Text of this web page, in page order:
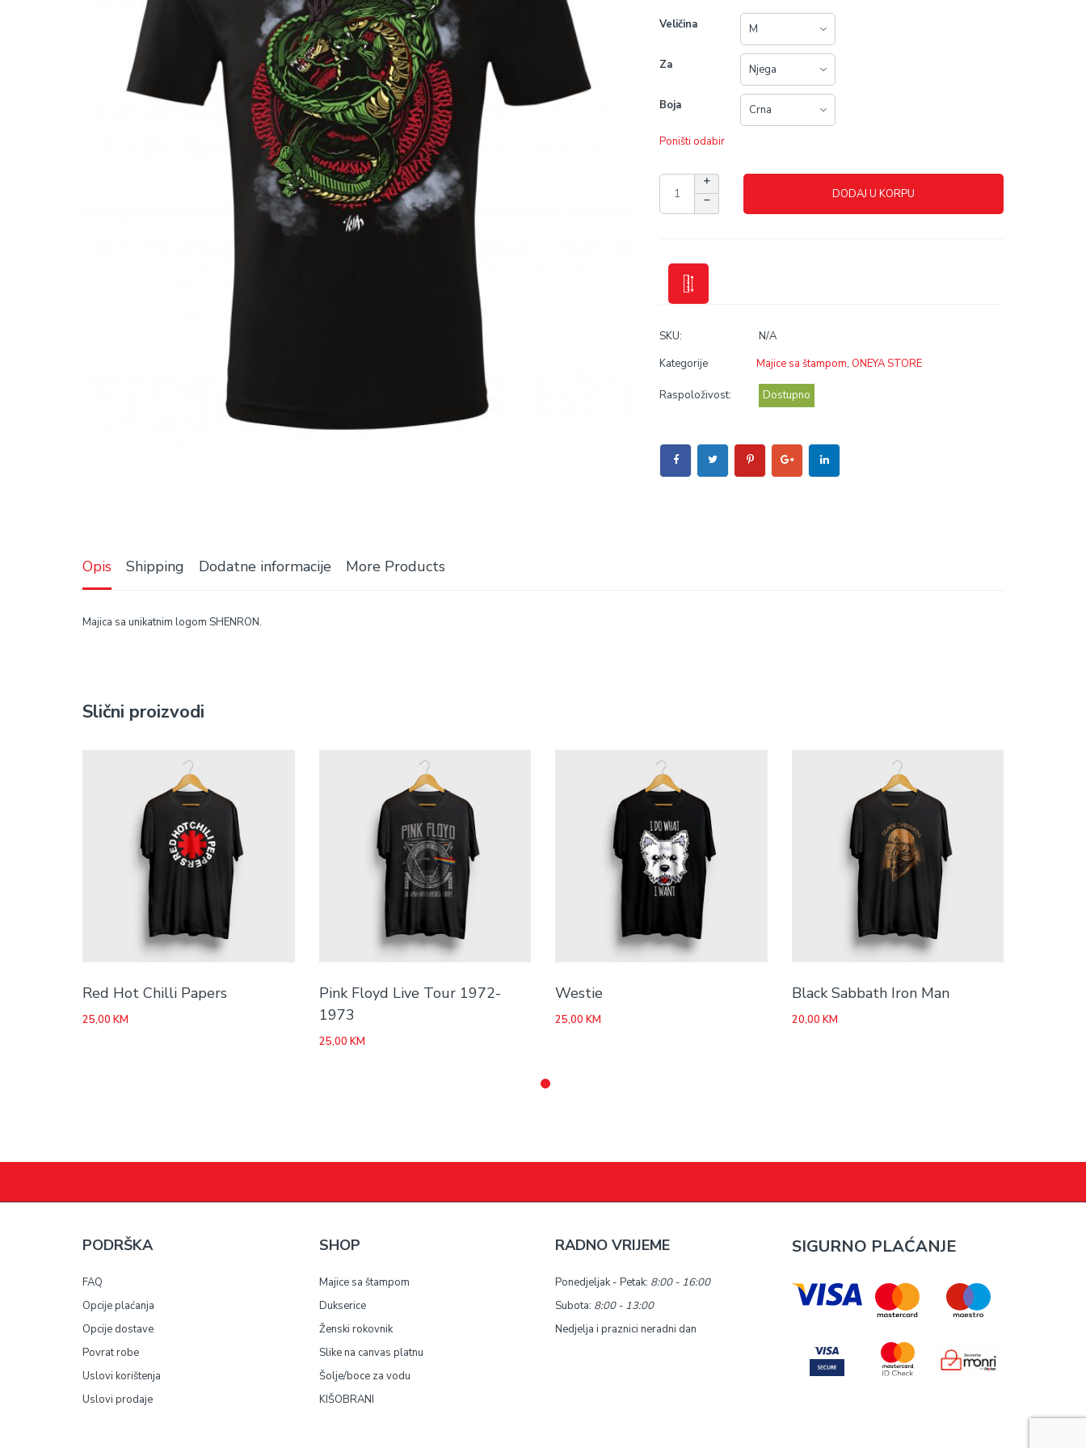
Veličina
Za
Boja
Poništi odabir
DODAJ U KORPU
SKU:
N/A
Kategorije
Majice sa štampom, ONEYA STORE
Raspoloživost: Dostupno
Opis Shipping Dodatne informacije More Products
Majica sa unikatnim logom SHENRON.
Slični proizvodi
Red Hot Chilli Papers
25,00 KM
Pink Floyd Live Tour 1972-
1973
25,00 KM
Westie
25,00 KM
Black Sabbath Iron Man
20,00 KM
PODRŠKA
FAQ
Opcije plaćanja
Opcije dostave
Povrat robe
Uslovi korištenja
Uslovi prodaje
SHOP
Majice sa štampom
Dukserice
Ženski rokovnik
Slike na canvas platnu
Šolje/boce za vodu
KIŠOBRANI
RADNO VRIJEME
Ponedjeljak - Petak: 8:00 - 16:00
Subota: 8:00 - 13:00
Nedjelja i praznici neradni dan
SIGURNO PLAĆANJE